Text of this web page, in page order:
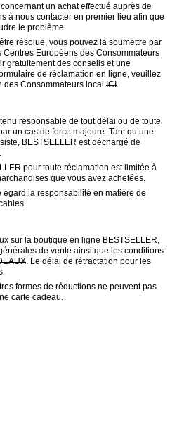
un achat effectué auprès de
à nous contacter en premier lieu afin que
le problème.
résolue, vous pouvez la soumettre par
Centres Européens des Consommateurs
gratuitement des conseils et une
de réclamation en ligne, veuillez
Consommateurs local ICI.
responsable de tout délai ou de toute
un cas de force majeure. Tant qu’une
BESTSELLER est déchargé de
pour toute réclamation est limitée à
que vous avez achetées.
égard la responsabilité en matière de
sur la boutique en ligne BESTSELLER,
de vente ainsi que les conditions
. Le délai de rétractation pour les
formes de réductions ne peuvent pas
carte cadeau.